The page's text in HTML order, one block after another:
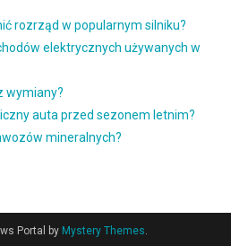
rozrząd w popularnym silniku?
elektrycznych używanych w
wymiany?
auta przed sezonem letnim?
mineralnych?
Portal by Mystery Themes